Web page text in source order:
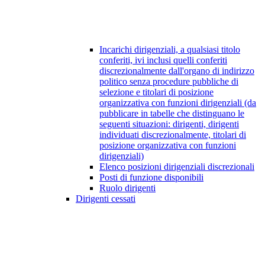
Incarichi dirigenziali, a qualsiasi titolo
conferiti, ivi inclusi quelli conferiti
discrezionalmente dall'organo di indirizzo
politico senza procedure pubbliche di
selezione e titolari di posizione
organizzativa con funzioni dirigenziali (da
pubblicare in tabelle che distinguano le
seguenti situazioni: dirigenti, dirigenti
individuati discrezionalmente, titolari di
posizione organizzativa con funzioni
dirigenziali)
Elenco posizioni dirigenziali discrezionali
Posti di funzione disponibili
Ruolo dirigenti
Dirigenti cessati